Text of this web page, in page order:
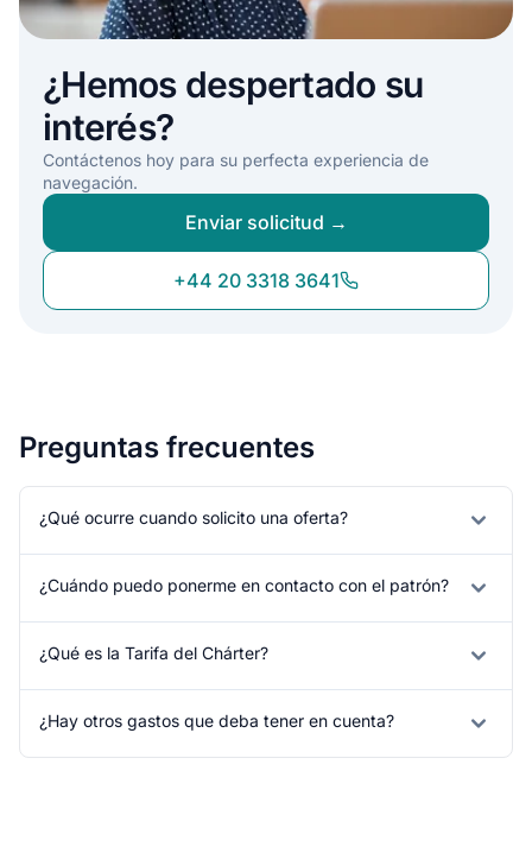
¿Hemos despertado su
interés?
Contáctenos hoy para su perfecta experiencia de
navegación.
Enviar solicitud →
+44 20 3318 3641
Preguntas frecuentes
¿Qué ocurre cuando solicito una oferta?
¿Cuándo puedo ponerme en contacto con el patrón?
¿Qué es la Tarifa del Chárter?
¿Hay otros gastos que deba tener en cuenta?